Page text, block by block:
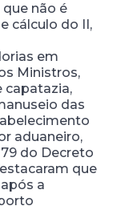
não é
cálculo do II,
em
Ministros,
capatazia,
das
aduaneiro,
do Decreto
que
a